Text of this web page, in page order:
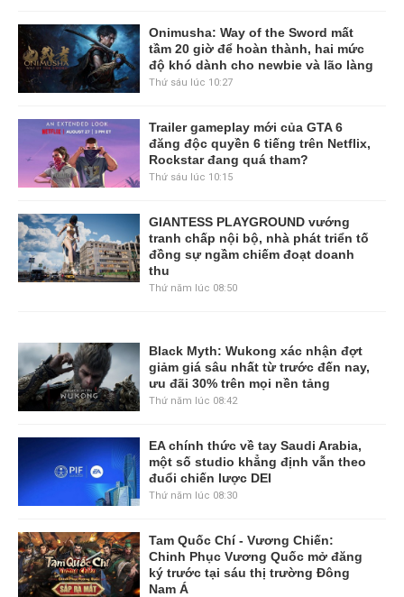
Onimusha: Way of the Sword mất
tầm 20 giờ để hoàn thành, hai mức
độ khó dành cho newbie và lão làng
Thứ sáu lúc 10:27
Trailer gameplay mới của GTA 6
đăng độc quyền 6 tiếng trên Netflix,
Rockstar đang quá tham?
Thứ sáu lúc 10:15
GIANTESS PLAYGROUND vướng
tranh chấp nội bộ, nhà phát triển tố
đồng sự ngầm chiếm đoạt doanh
thu
Thứ năm lúc 08:50
Black Myth: Wukong xác nhận đợt
giảm giá sâu nhất từ trước đến nay,
ưu đãi 30% trên mọi nền tảng
Thứ năm lúc 08:42
EA chính thức về tay Saudi Arabia,
một số studio khẳng định vẫn theo
đuổi chiến lược DEI
Thứ năm lúc 08:30
Tam Quốc Chí - Vương Chiến:
Chinh Phục Vương Quốc mở đăng
ký trước tại sáu thị trường Đông
Nam Á